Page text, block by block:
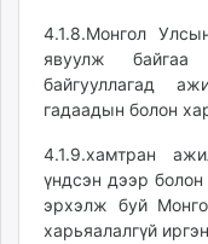
4.1.8.Монгол
явуулж
байгууллагад
гадаадын болон
4.1.9.хамтран
үндсэн дээр
эрхэлж буй
харьяалалгүй